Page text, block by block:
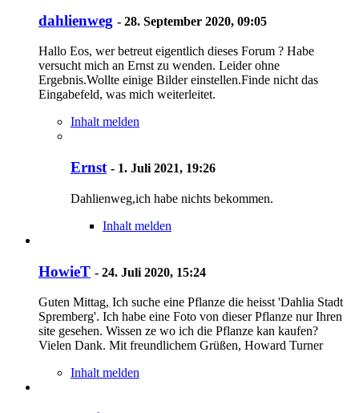
dahlienweg - 28. September 2020, 09:05
Hallo Eos, wer betreut eigentlich dieses Forum ? Habe
versucht mich an Ernst zu wenden. Leider ohne
Ergebnis.Wollte einige Bilder einstellen.Finde nicht das
Eingabefeld, was mich weiterleitet.
Inhalt melden
Ernst - 1. Juli 2021, 19:26
Dahlienweg,ich habe nichts bekommen.
Inhalt melden
HowieT - 24. Juli 2020, 15:24
Guten Mittag, Ich suche eine Pflanze die heisst 'Dahlia Stadt
Spremberg'. Ich habe eine Foto von dieser Pflanze nur Ihren
site gesehen. Wissen ze wo ich die Pflanze kan kaufen?
Vielen Dank. Mit freundlichem Grüßen, Howard Turner
Inhalt melden